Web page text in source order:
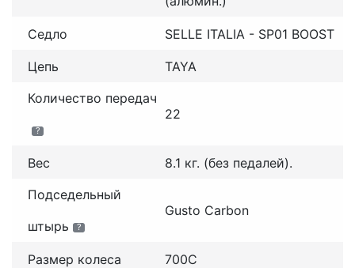
Седло SELLE ITALIA - SP01 BOOST
Цепь
TAYA
Количество передач
?
22
Вес
8.1 кг. (без педалей).
Подседельный
штырь
?
Gusto Carbon
Размер колеса 700С